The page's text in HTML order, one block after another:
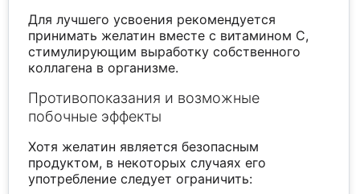
Для лучшего усвоения рекомендуется
принимать желатин вместе с витамином С,
стимулирующим выработку собственного
коллагена в организме.
Противопоказания и возможные
побочные эффекты
Хотя желатин является безопасным
продуктом, в некоторых случаях его
употребление следует ограничить: